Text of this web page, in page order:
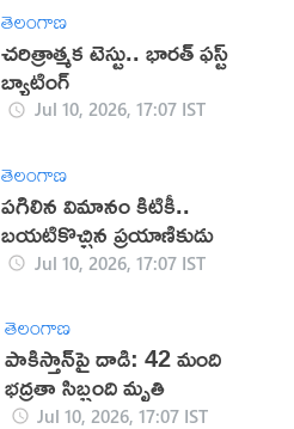
తెలంగాణ
చరిత్రాత్మక టెస్టు.. భారత్‌ ఫస్ట్‌
బ్యాటింగ్‌
Jul 10, 2026, 17:07 IST
తెలంగాణ
పగిలిన విమానం కిటికీ..
బయటికొచ్చిన ప్రయాణికుడు
Jul 10, 2026, 17:07 IST
తెలంగాణ
పాకిస్తాన్‌పై దాడి: 42 మంది
భద్రతా సిబ్బంది మృతి
Jul 10, 2026, 17:07 IST